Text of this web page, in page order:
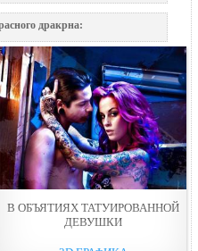
дракрна:
В ОБЪЯТИЯХ ТАТУИРОВАННОЙ
ДЕВУШКИ